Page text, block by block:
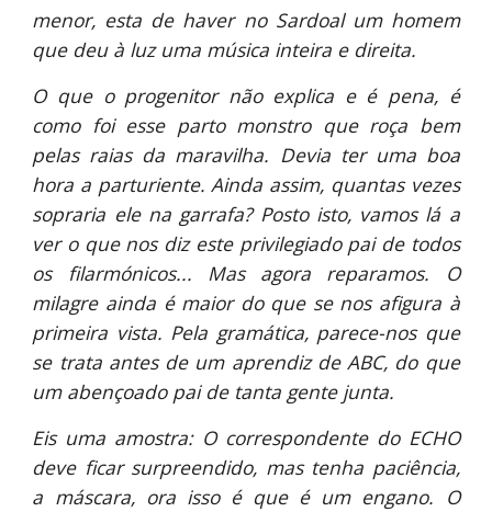
menor, esta de haver no Sardoal um homem
que deu à luz uma música inteira e direita.
O que o progenitor não explica e é pena, é
como foi esse parto monstro que roça bem
pelas raias da maravilha. Devia ter uma boa
hora a parturiente. Ainda assim, quantas vezes
sopraria ele na garrafa? Posto isto, vamos lá a
ver o que nos diz este privilegiado pai de todos
os filarmónicos... Mas agora reparamos. O
milagre ainda é maior do que se nos afigura à
primeira vista. Pela gramática, parece-nos que
se trata antes de um aprendiz de ABC, do que
um abençoado pai de tanta gente junta.
Eis uma amostra: O correspondente do ECHO
deve ficar surpreendido, mas tenha paciência,
a máscara, ora isso é que é um engano. O